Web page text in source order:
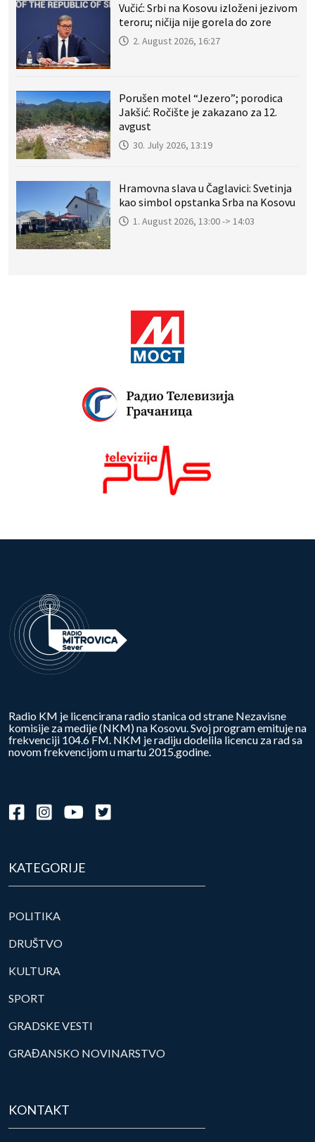
Vučić: Srbi na Kosovu izloženi jezivom
teroru; ničija nije gorela do zore
2. August 2026, 16:27
Porušen motel “Jezero”; porodica
Jakšić: Ročište je zakazano za 12.
avgust
30. July 2026, 13:19
Hramovna slava u Čaglavici: Svetinja
kao simbol opstanka Srba na Kosovu
1. August 2026, 13:00 -> 14:03
Radio KM je licencirana radio stanica od strane Nezavisne
komisije za medije (NKM) na Kosovu. Svoj program emituje na
frekvenciji 104.6 FM. NKM je radiju dodelila licencu za rad sa
novom frekvencijom u martu 2015.godine.
KATEGORIJE
POLITIKA
DRUŠTVO
KULTURA
SPORT
GRADSKE VESTI
GRAĐANSKO NOVINARSTVO
KONTAKT